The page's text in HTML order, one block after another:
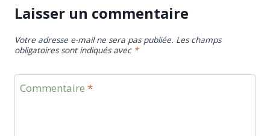
Laisser un commentaire
Votre adresse e-mail ne sera pas publiée. Les champs
obligatoires sont indiqués avec *
Commentaire *